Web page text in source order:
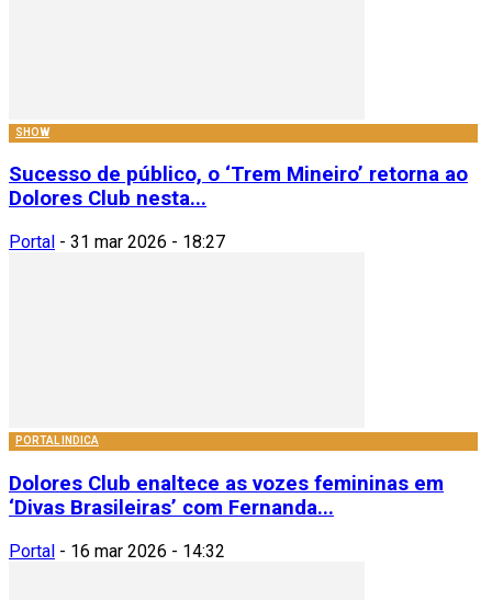
SHOW
Sucesso de público, o ‘Trem Mineiro’ retorna ao
Dolores Club nesta...
Portal - 31 mar 2026 - 18:27
PORTAL INDICA
Dolores Club enaltece as vozes femininas em
‘Divas Brasileiras’ com Fernanda...
Portal - 16 mar 2026 - 14:32